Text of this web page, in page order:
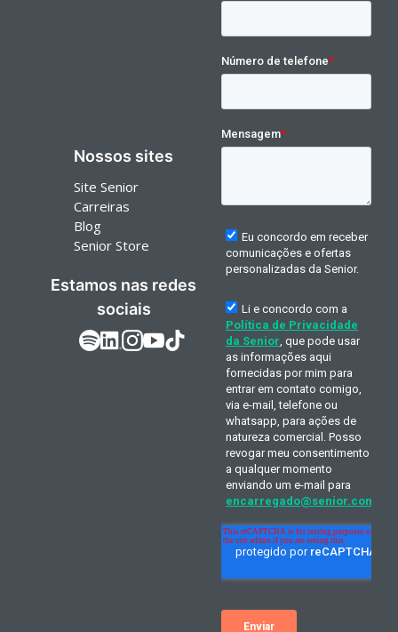
Nossos sites
Site Senior
Carreiras
Blog
Senior Store
Estamos nas redes
sociais